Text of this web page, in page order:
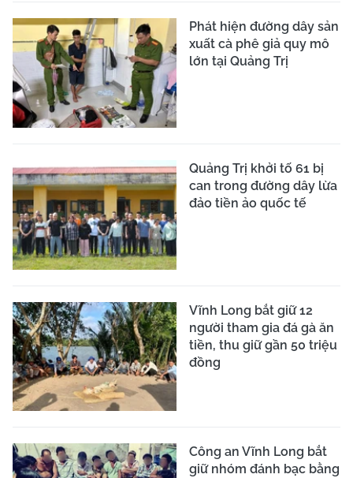
Phát hiện đường dây sản
xuất cà phê giả quy mô
lớn tại Quảng Trị
Quảng Trị khởi tố 61 bị
can trong đường dây lừa
đảo tiền ảo quốc tế
Vĩnh Long bắt giữ 12
người tham gia đá gà ăn
tiền, thu giữ gần 50 triệu
đồng
Công an Vĩnh Long bắt
giữ nhóm đánh bạc bằng